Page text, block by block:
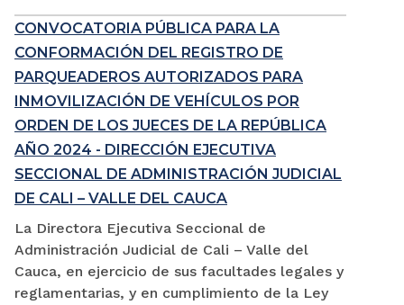
CONVOCATORIA PÚBLICA PARA LA
CONFORMACIÓN DEL REGISTRO DE
PARQUEADEROS AUTORIZADOS PARA
INMOVILIZACIÓN DE VEHÍCULOS POR
ORDEN DE LOS JUECES DE LA REPÚBLICA
AÑO 2024 - DIRECCIÓN EJECUTIVA
SECCIONAL DE ADMINISTRACIÓN JUDICIAL
DE CALI – VALLE DEL CAUCA
La Directora Ejecutiva Seccional de
Administración Judicial de Cali – Valle del
Cauca, en ejercicio de sus facultades legales y
reglamentarias, y en cumplimiento de la Ley